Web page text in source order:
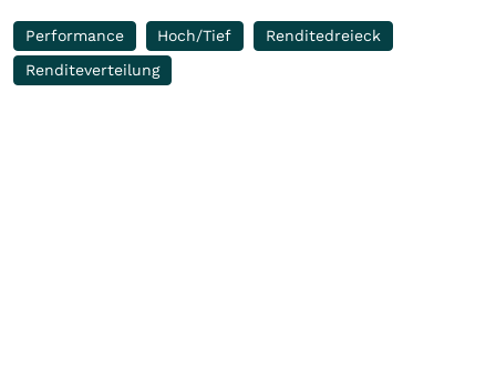
Performance Hoch/Tief
Renditedreieck
Renditeverteilung